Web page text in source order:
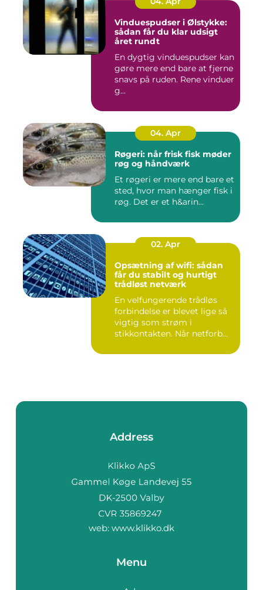
Vinduespudser i Ølstykke:
sådan får du klar udsigt
året rundt
En dygtig vinduespudser kan
gøre mere end bare at fjerne
snavs på ruden. Rene vinduer
g...
04. Apr
Røgeri: når frisk fisk møder
røg og håndværk
Et røgeri er mere end bare et
sted, hvor man hænger fisk i
røg. Det er et h&arin...
02. Apr
Opsætning af wifi: sådan
får du stabilt og hurtigt
trådløst netværk
En velfungerende trådløs
forbindelse er blevet lige så
vigtig som strøm i
stikkontakten. Når netforb...
Address
web: www.klikko.dk
Menu